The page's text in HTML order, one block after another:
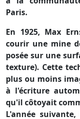
Paris.
En 1925, Max
courir une mine
posée sur une
texture). Cette
plus ou moins
à l'écriture
qu'il côtoyait
L'année